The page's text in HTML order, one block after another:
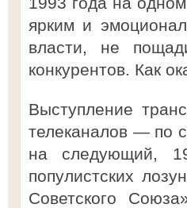
ярким и
власти, не
конкурентов. Как
Выступление
телеканалов — по
на следующий,
популистских
Советского